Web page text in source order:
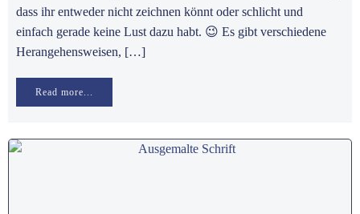
dass ihr entweder nicht zeichnen könnt oder schlicht und
einfach gerade keine Lust dazu habt. 😉 Es gibt verschiedene
Herangehensweisen, […]
Read more...